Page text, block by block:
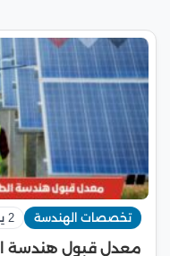
تخصصات الهندسة 2 يونيو 2026
معدل قبول هندسة